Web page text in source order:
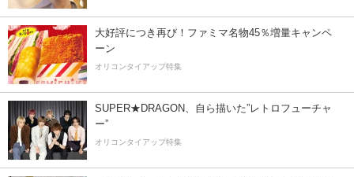
大好評につき再び！ファミマ名物45％増量キャンペ
ーン
オリコンタイアップ特集
SUPER★DRAGON、自ら描いた”レトロフューチャ
ー”
オリコンタイアップ特集